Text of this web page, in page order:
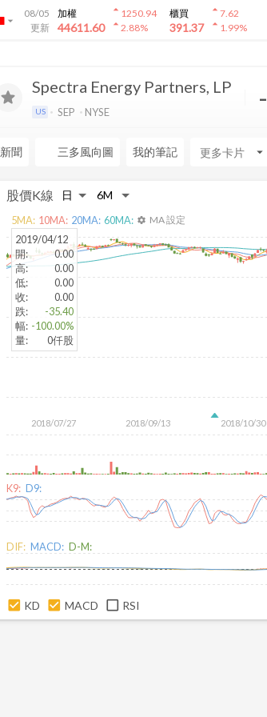
arrow_drop_down
08/05
更新
加權
44611.60
arrow_drop_up1250.94
arrow_drop_up2.88%
櫃買
391.37
arrow_drop_up7.62
arrow_drop_up1.99%
Spectra Energy Partners, LP
US SEP NYSE -
新聞 三多風向圖 我的筆記 arrow_drop_down
股價K線
2018/07/27 2018/09/13 2018/10/30
2019/04/12
開:
0.00
高:
0.00
低:
0.00
收:
0.00
跌:
-35.40
幅: -100.00%
量: 0仟股
5MA: 10MA: 20MA: 60MA: settings MA 設定
K9: D9:
DIF: MACD: D-M:
KD MACD RSI